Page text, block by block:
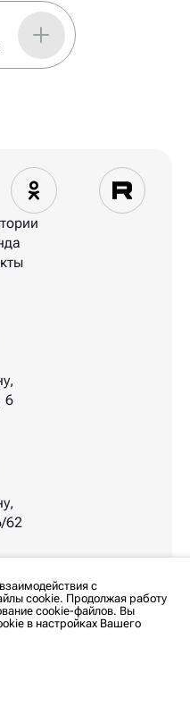
62
6
допускается
права на
их авторам.
данных
с
cookie. Продолжая работу
cookie-файлов. Вы
в настройках Вашего